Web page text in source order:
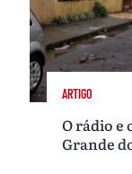
ARTIGO
O rádio e
Grande